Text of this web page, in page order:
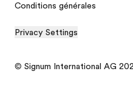
Conditions générales
Privacy Settings
© Signum International AG